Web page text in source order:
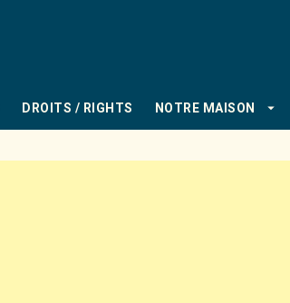
DROITS / RIGHTS NOTRE MAISON arrow_drop_down